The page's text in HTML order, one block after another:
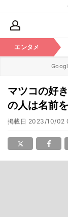
エンタメ
マツコの好
の人は名前
掲載日 2023/10/02